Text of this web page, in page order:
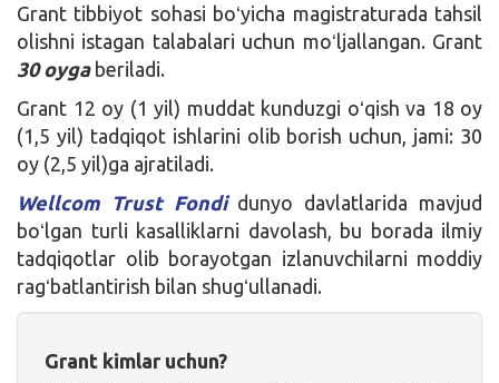
Grant tibbiyot sohasi boʻyicha magistraturada tahsil
olishni istagan talabalari uchun moʻljallangan. Grant
30 oygaberiladi.
Grant 12 oy (1 yil) muddat kunduzgi oʻqish va 18 oy
(1,5 yil) tadqiqot ishlarini olib borish uchun, jami: 30
oy (2,5 yil)ga ajratiladi.
Wellcom Trust Fondidunyo davlatlarida mavjud
boʻlgan turli kasalliklarni davolash, bu borada ilmiy
tadqiqotlar olib borayotgan izlanuvchilarni moddiy
ragʻbatlantirish bilan shugʻullanadi.
Grant kimlar uchun?